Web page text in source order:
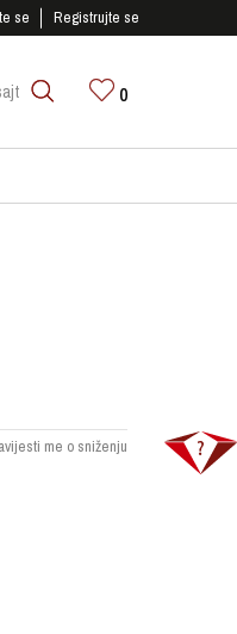
se Registrujte se
0
me o sniženju